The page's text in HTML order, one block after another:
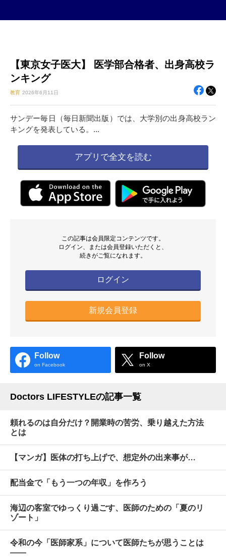
【東京女子医大】 医学部合格者、出身高校ラ
ンキング
教育 2026年6月11日
サンデー毎日（毎日新聞出版）では、大学別の出身高校ラン
キングを発表している。...
アプリで全文を読む
この記事は会員限定コンテンツです。
ログイン、または会員登録いただくと、
続きがご覧になれます。
ログイン
新規会員登録
Follow
on Facebook
Follow
on X
Doctors LIFESTYLEの記事一覧
頼れるのは自分だけ？開業時の苦労、乗り越えた方法
とは
【マンガ】医体の打ち上げで、想定外の出来事が…
配当金で「もう一つの年収」を作ろう
海辺の客室でゆっくり過ごす、医師のための「夏のリ
ゾート」
令和の今「医師家系」について医師たちが思うことは
――